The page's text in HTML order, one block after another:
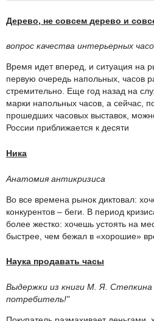
Дерево, не совсем дерево и
вопрос качества интерьерных
Время идет вперед, и ситуация на
первую очередь напольных, часов
стремительно. Еще год назад на
марки напольных часов, а сейчас,
прошедших часовых выставок,
России приближается к десяти
Ника
Анатомия антикризиса
Во все времена рынок диктовал:
конкурентов – беги. В период
более жестко: хочешь устоять на
быстрее, чем бежал в «хорошие»
Наука продавать часы
Выдержки из книги М. Я.
потребитель!"